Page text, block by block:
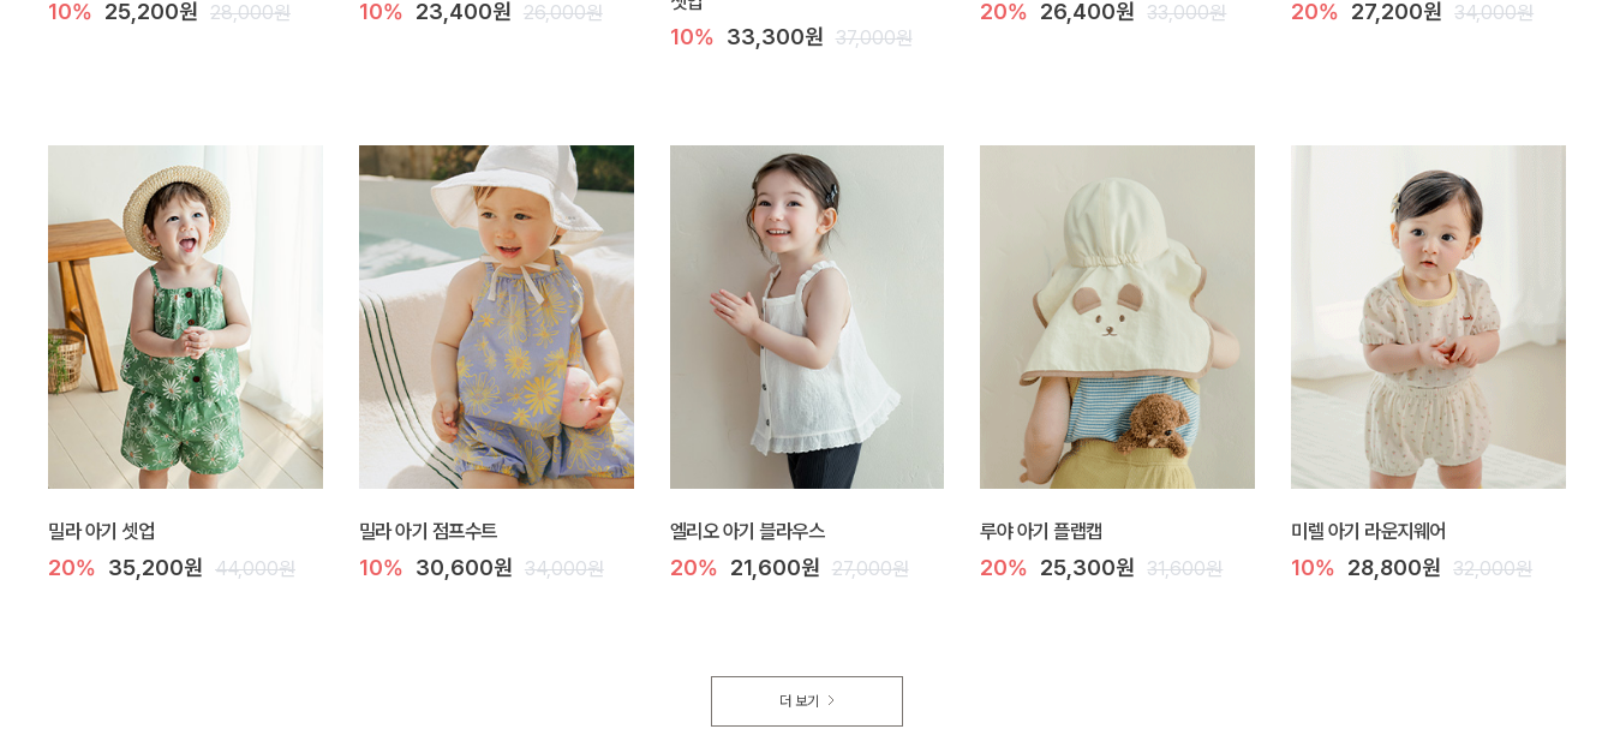
10% 25,200원 28,000원 10% 23,400원 26,000원
10% 33,300원 37,000원
20% 26,400원 33,000원 20% 27,200원 34,000원
밀라 아기 셋업
20% 35,200원 44,000원
밀라 아기 점프수트
10% 30,600원 34,000원
엘리오 아기 블라우스
20% 21,600원 27,000원
루야 아기 플랩캡
20% 25,300원 31,600원
미렐 아기 라운지웨어
10% 28,800원 32,000원
더 보기